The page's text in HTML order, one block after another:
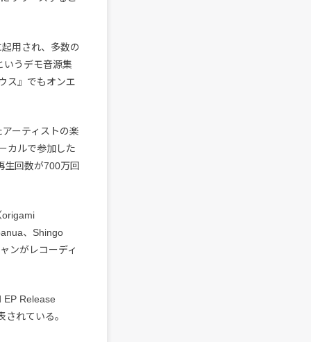
用され、多数の
いうデモ音源集
ス』でもオンエ
ーティストの楽
カルで参加した
生回数が700万回
origami
、Shingo
ンがレコーディ
EP Release
れている。